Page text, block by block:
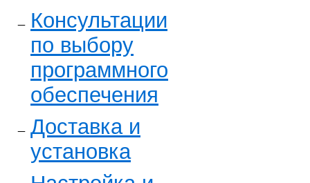
Консультации
по выбору
программного
обеспечения
Доставка и
установка